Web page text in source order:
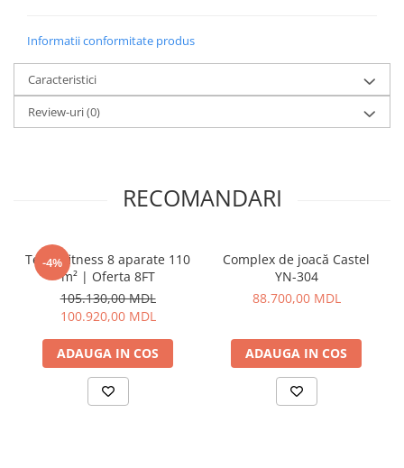
Informatii conformitate produs
Caracteristici
Review-uri(0)
RECOMANDARI
-4%
Teren fitness 8 aparate 110
m² | Oferta 8FT
105.130,00 MDL
100.920,00 MDL
ADAUGA IN COS
Complex de joacă Castel
YN-304
88.700,00 MDL
ADAUGA IN COS